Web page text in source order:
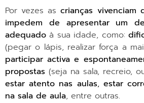
Por vezes ascrianças vivenciam
impedem de apresentar um
adequado à sua idade, como:
(pegar o lápis, realizar força a
participar activa e
propostas (seja na sala, recreio,
estar atento nas aulas, estar
na sala de aula, entre outras.